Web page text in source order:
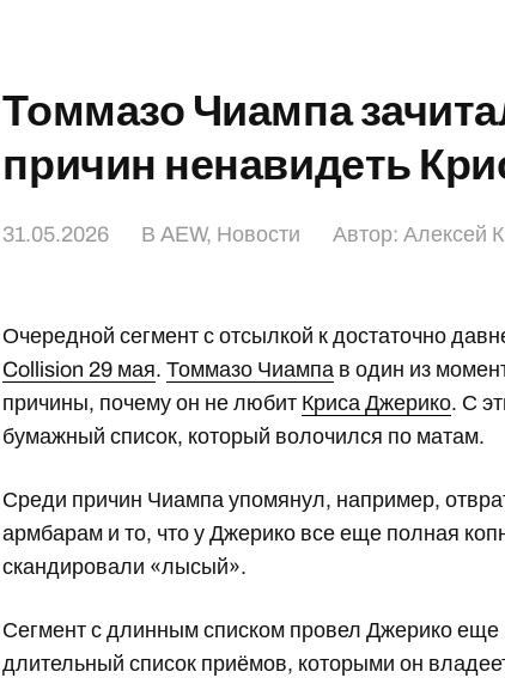
Томмазо Чиампа
причин ненавидеть
31.05.2026 ВAEW, Новости Автор:Алексей
Очередной сегмент с отсылкой к достаточно
Collision 29 мая.Томмазо Чиампа в один из
причины, почему он не любит Криса Джерико. С
бумажный список, который волочился по матам.
Среди причин Чиампа упомянул, например,
армбарам и то, что у Джерико все еще полная
скандировали «лысый».
Сегмент с длинным списком провел Джерико
длительный список приёмов, которыми он